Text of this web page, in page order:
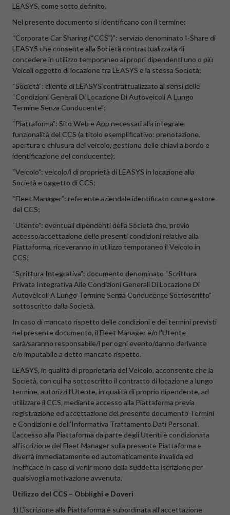
LEASYS, come sotto definito.
Nel presente documento si identificano con il termine:
“Corporate Car Sharing (“CCS”)”: servizio denominato I-Share di
LEASYS che consente alla Società contrattualizzata di
concedere in utilizzo temporaneo ai propri dipendenti uno o più
Veicoli oggetto di locazione tra LEASYS e la stessa Società;
“Società”: cliente di LEASYS contrattualizzato ai sensi delle
“Condizioni Generali Di Locazione Di Autoveicoli A Lungo
Termine Senza Conducente”;
“Piattaforma”: Sito Web e App necessari alla integrale
funzionalità del CCS (a titolo esemplificativo: prenotazione,
apertura e chiusura del veicolo, gestione delle chiavi a bordo e
identificazione del conducente);
“Veicolo”: veicolo/i di proprietà di LEASYS in locazione alla
Società e oggetto di CCS;
“Fleet Manager”: referente aziendale identificato come gestore
del CCS;
“Utente”: eventuali dipendenti della Società che, previo
accesso/accettazione delle presenti condizioni relative alla
Piattaforma, riceveranno in utilizzo temporaneo il Veicolo in
CCS;
“Scrittura Integrativa”: documento denominato “Scrittura
Privata Integrativa Alle Condizioni Generali Di Locazione Di
Autoveicoli A Lungo Termine Senza Conducente Sottoscritto”
sottoscritto dalla Società.
In caso di mancato rispetto delle condizioni e dei termini previsti
nel presente documento, il Fleet Manager e/o l’Utente
sarà/saranno responsabile/i per ogni evento/danno derivante
e/o imputabile a detto mancato rispetto.
LEASYS, in qualità di proprietaria del Veicolo, acconsente che la
Società, con cui ha sottoscritto il contratto di locazione a lungo
termine, autorizzi l’Utente, in qualità di proprio dipendente, ad
utilizzare il CCS, mediante accesso alla Piattaforma previa
registrazione ed accettazione del presente documento Termini
e Condizioni e dell’Informativa Trattamento Dati Personali.
L’accesso alla Piattaforma da parte degli Utenti è condizionata
all’iscrizione del Fleet Manager sulla presente Piattaforma e
diverrà immediatamente ed automaticamente invalida ed
inefficace in caso di venir meno della suddetta iscrizione per
qualsivoglia motivazione avvenuta.
Utilizzo del CCS – Obblighi e Doveri
1) L’iscrizione alla Piattaforma è subordinata all'accettazione